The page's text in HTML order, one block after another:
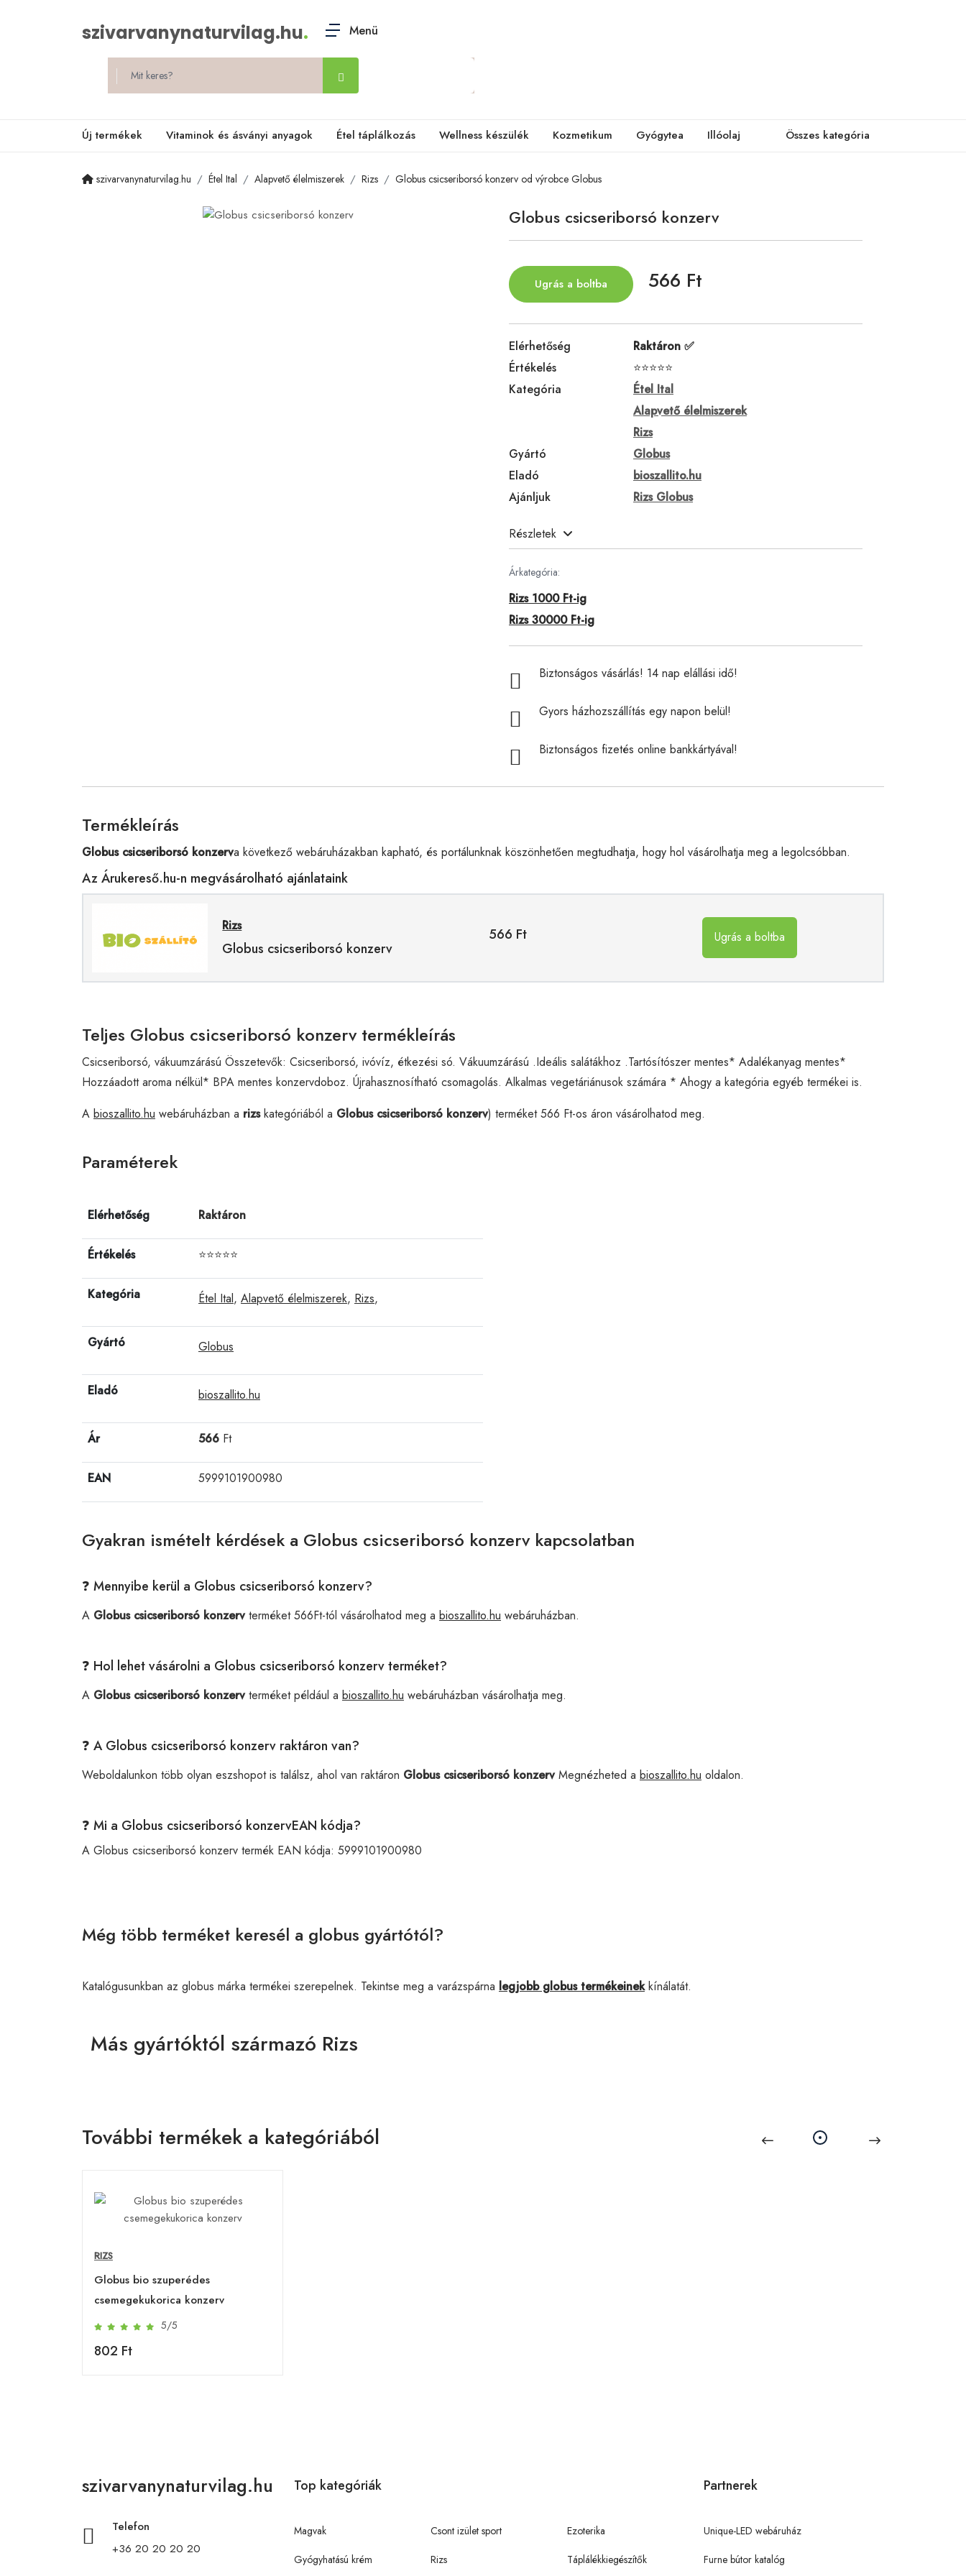
szivarvanynaturvilag.hu. Menü
Új termékek Vitaminok és ásványi anyagok Étel táplálkozás Wellness készülék Kozmetikum Gyógytea Illóolaj Összes kategória
szivarvanynaturvilag.hu Étel Ital Alapvető élelmiszerek Rizs Globus csicseriborsó konzerv od výrobce Globus
Globus csicseriborsó konzerv
Ugrás a boltba 566 Ft
Elérhetőség
Raktáron ✅
Értékelés
⭐⭐⭐⭐⭐
Kategória
Étel Ital
Alapvető élelmiszerek
Rizs
Gyártó
Globus
Eladó
bioszallito.hu
Ajánljuk
Rizs Globus
Részletek
Árkategória:
Rizs 1000 Ft-ig
Rizs 30000 Ft-ig
Biztonságos vásárlás! 14 nap elállási idő!
Gyors házhozszállítás egy napon belül!
Biztonságos fizetés online bankkártyával!
Termékleírás
Globus csicseriborsó konzerva következő webáruházakban kapható, és portálunknak köszönhetően megtudhatja, hogy hol vásárolhatja meg a legolcsóbban.
Az Árukereső.hu-n megvásárolható ajánlataink
Rizs
Globus csicseriborsó konzerv
566 Ft Ugrás a boltba
Teljes Globus csicseriborsó konzerv termékleírás
Csicseriborsó, vákuumzárású Összetevők: Csicseriborsó, ivóvíz, étkezési só. Vákuumzárású .Ideális salátákhoz .Tartósítószer mentes* Adalékanyag mentes*
Hozzáadott aroma nélkül* BPA mentes konzervdoboz. Újrahasznosítható csomagolás. Alkalmas vegetáriánusok számára * Ahogy a kategória egyéb termékei is.
A bioszallito.hu webáruházban a rizskategóriából a Globus csicseriborsó konzerv) terméket 566 Ft-os áron vásárolhatod meg.
Paraméterek
Elérhetőség Raktáron
Értékelés ⭐⭐⭐⭐⭐
Kategória Étel Ital, Alapvető élelmiszerek, Rizs,
Gyártó Globus
Eladó bioszallito.hu
Ár 566 Ft
EAN 5999101900980
Gyakran ismételt kérdések a Globus csicseriborsó konzerv kapcsolatban
❓ Mennyibe kerül a Globus csicseriborsó konzerv?
A Globus csicseriborsó konzervterméket 566Ft-tól vásárolhatod meg a bioszallito.hu webáruházban.
❓ Hol lehet vásárolni a Globus csicseriborsó konzerv terméket?
A Globus csicseriborsó konzervterméket például a bioszallito.hu webáruházban vásárolhatja meg.
❓ A Globus csicseriborsó konzerv raktáron van?
Weboldalunkon több olyan eszshopot is találsz, ahol van raktáron Globus csicseriborsó konzervMegnézheted a bioszallito.hu oldalon.
❓ Mi a Globus csicseriborsó konzervEAN kódja?
A Globus csicseriborsó konzerv termék EAN kódja: 5999101900980
Még több terméket keresél a globus gyártótól?
Katalógusunkban az globus márka termékei szerepelnek. Tekintse meg a varázspárna legjobb globus termékeinekkínálatát.
Más gyártóktól származó Rizs
További termékek a kategóriából
RIZS
Globus bio szuperédes
csemegekukorica konzerv
5/5
802 Ft
szivarvanynaturvilag.hu
Telefon
+36 20 20 20 20
Top kategóriák
Magvak
Gyógyhatású krém
Csont izület sport
Rizs
Ezoterika
Táplálékkiegészítők
Partnerek
Unique-LED webáruház
Furne bútor katalóg